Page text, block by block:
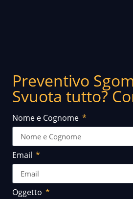
Preventivo
Svuota tutto?
Nome e Cognome
Email
Oggetto